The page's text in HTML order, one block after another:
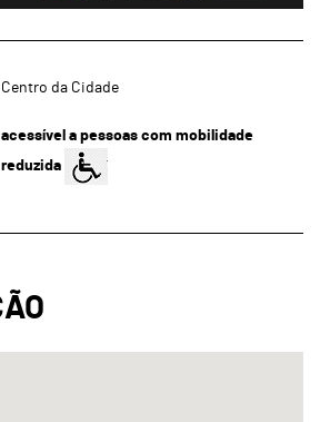
Centro da Cidade
acessível a pessoas com mobilidade
reduzida